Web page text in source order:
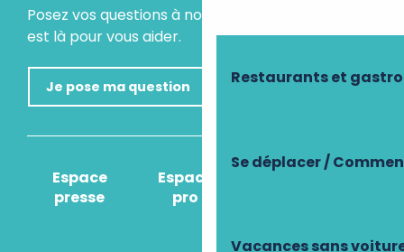
Restaurants et
Se déplacer /
Vacances sans
Posez vos questions à notre assistant virtuel, il
est là pour vous aider.
Je pose ma question
Espace
presse
Espace
pro
Comment venir